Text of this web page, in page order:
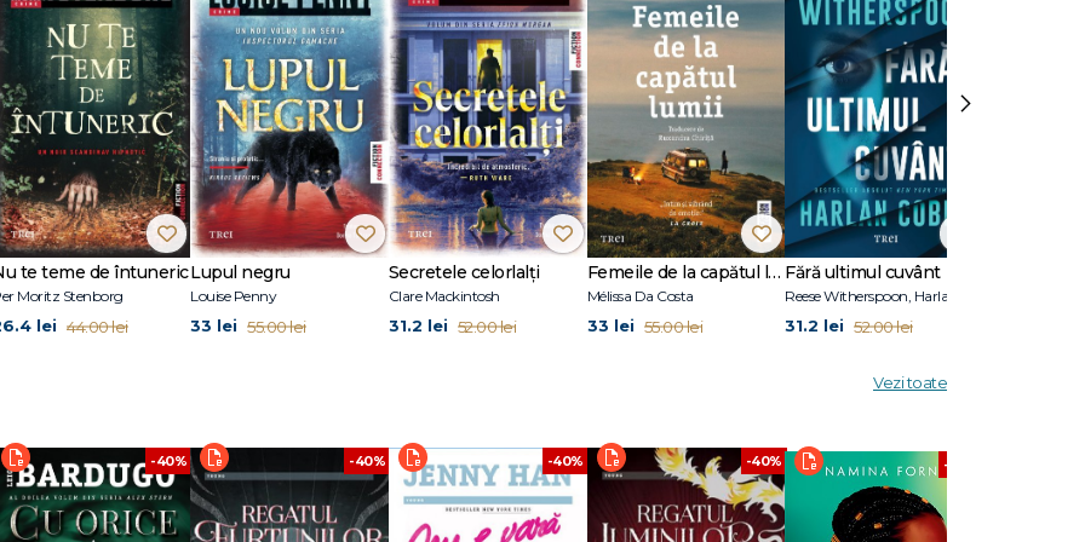
şi instructivă, care surprinde spiritul unei întregi generaţii." - E. K. Johnston,
generaţie." - Publishers Weekly
Young Adult. A debutat în 2014 cu The Truth About Alice (câştigător al
Magnolia), după care a publicat încă patru romane: Devoted (2015),
(2019).
Poehler, cu Hadley Robinson în rolul principal.
de engleză şi locuieşte în Texas, în apropiere de Houston. O puteţi
te teme de întuneric
Moritz Stenborg
lei 44.00 lei
Lupul negru
Louise Penny
33 lei 55.00 lei
Secretele celorlalți
Clare Mackintosh
31.2 lei 52.00 lei
Femeile de la capătul lumii
Mélissa Da Costa
33 lei 55.00 lei
Fără ultimul cuvânt
31.2 lei 52.00 lei
›
Vezi toate
-40% -40% -40% -40% -40%